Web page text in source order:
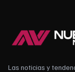
Las noticias y